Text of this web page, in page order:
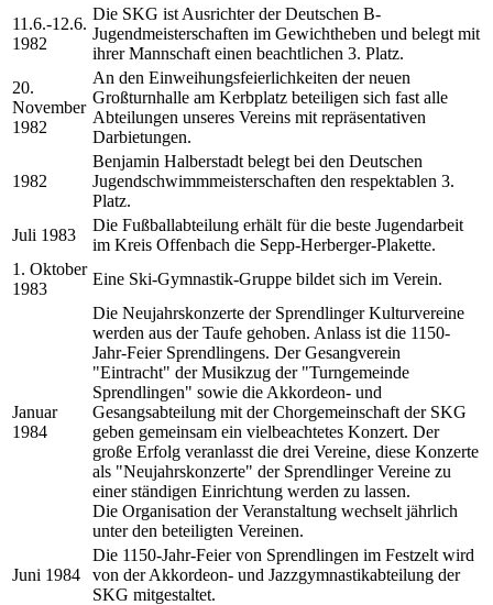
11.6.-12.6.
1982
Die SKG ist Ausrichter der Deutschen B-
Jugendmeisterschaften im Gewichtheben und belegt mit
ihrer Mannschaft einen beachtlichen 3. Platz.
20.
November
1982
An den Einweihungsfeierlichkeiten der neuen
Großturnhalle am Kerbplatz beteiligen sich fast alle
Abteilungen unseres Vereins mit repräsentativen
Darbietungen.
1982
Benjamin Halberstadt belegt bei den Deutschen
Jugendschwimmmeisterschaften den respektablen 3.
Platz.
Juli 1983
Die Fußballabteilung erhält für die beste Jugendarbeit
im Kreis Offenbach die Sepp-Herberger-Plakette.
1. Oktober
1983
Eine Ski-Gymnastik-Gruppe bildet sich im Verein.
Januar
1984
Die Neujahrskonzerte der Sprendlinger Kulturvereine
werden aus der Taufe gehoben. Anlass ist die 1150-
Jahr-Feier Sprendlingens. Der Gesangverein
"Eintracht" der Musikzug der "Turngemeinde
Sprendlingen" sowie die Akkordeon- und
Gesangsabteilung mit der Chorgemeinschaft der SKG
geben gemeinsam ein vielbeachtetes Konzert. Der
große Erfolg veranlasst die drei Vereine, diese Konzerte
als "Neujahrskonzerte" der Sprendlinger Vereine zu
einer ständigen Einrichtung werden zu lassen.
Die Organisation der Veranstaltung wechselt jährlich
unter den beteiligten Vereinen.
Juni 1984
Die 1150-Jahr-Feier von Sprendlingen im Festzelt wird
von der Akkordeon- und Jazzgymnastikabteilung der
SKG mitgestaltet.